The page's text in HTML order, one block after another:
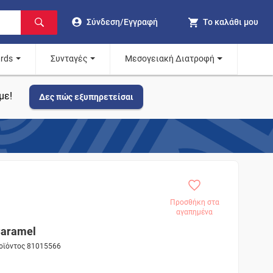
Σύνδεση/Εγγραφή Το καλάθι μου
Συνταγές Μεσογειακή Διατροφή
Δες πώς εξυπηρετείσαι
Προσθήκη στα
αγαπημένα
81015566